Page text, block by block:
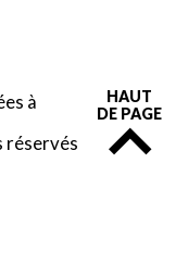
à
réservés
HAUT
DE PAGE